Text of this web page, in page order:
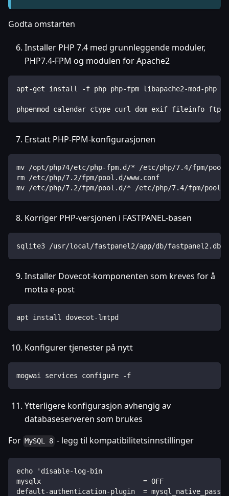
Godta omstarten
Installer PHP 7.4 med grunnleggende moduler,
PHP7.4-FPM og modulen for Apache2
apt-get install -f php php-fpm libapache2-mod-php
phpenmod calendar ctype curl dom exif fileinfo ftp
Erstatt PHP-FPM-konfigurasjonen
mv /opt/php74/etc/php-fpm.d/* /etc/php/7.4/fpm/
rm /etc/php/7.2/fpm/pool.d/www.conf
mv /etc/php/7.2/fpm/pool.d/* /etc/php/7.4/fpm/
Korriger PHP-versjonen i FASTPANEL-basen
sqlite3 /usr/local/fastpanel2/app/db/fastpanel2.db
Installer Dovecot-komponenten som kreves for å
motta e-post
apt install dovecot-lmtpd
Konfigurer tjenester på nytt
mogwai services configure -f
Ytterligere konfigurasjon avhengig av
databaseserveren som brukes
For MySQL 8 - legg til kompatibilitetsinnstillinger
echo 'disable-log-bin
mysqlx                         = OFF
default-authentication-plugin  =